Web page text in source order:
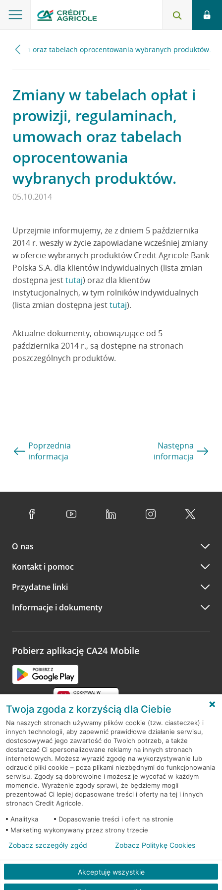
oraz tabelach oprocentowania wybranych produktów.
Zmiany w tabelach opłat i
prowizji, regulaminach,
umowach oraz tabelach
oprocentowania
wybranych produktów.
05.10.2014
Uprzejmie informujemy, że z dniem 5 października
2014 r. weszły w życie zapowiadane wcześniej zmiany
w ofercie wybranych produktów Credit Agricole Bank
Polska S.A. dla klientów indywidualnych (lista zmian
dostępna jesttutaj) oraz dla klientów
instytucjonalnych, w tym rolników indywidualnych
(lista zmian dostępna jesttutaj).
Aktualne dokumenty, obowiązujące od 5
października 2014 r., są dostępne na stronach
poszczególnych produktów.
Poprzednia
informacja
Następna
informacja
O nas
Kontakt i pomoc
Przydatne linki
Informacje i dokumenty
Pobierz aplikację CA24 Mobile
RODO
Regulamin serwisu
Mapa serwisu
PolitykaCookies
© 2026 Credit Agricole Bank Polska S.A. Wszelkie prawa zastrzeżone
Twoja zgoda z korzyścią dla Ciebie
Na naszych stronach używamy plików cookie (tzw. ciasteczek) i
innych technologii, aby zapewnić prawidłowe działanie serwisu,
dostosowywać jego zawartość do Twoich potrzeb, a także
dostarczać Ci spersonalizowane reklamy na innych stronach
internetowych. Możesz wyrazić zgodę na wykorzystywanie lub
odrzucić pliki cookie – poza plikami niezbędnymi do funkcjonowania
serwisu. Zgody są dobrowolne i możesz je wycofać w każdym
momencie. Wyrażenie zgody sprawi, że będziemy mogli
prezentować Ci lepiej dopasowane treści i oferty na tej i innych
stronach Credit Agricole.
Analityka
Dopasowanie treści i ofert na stronie
Marketing wykonywany przez strony trzecie
Akceptuję wszystkie
Zobacz szczegóły zgód Zobacz Politykę Cookies